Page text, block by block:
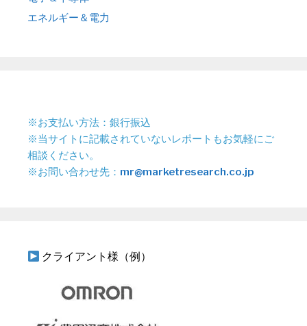
エネルギー＆電力
※お支払い方法：銀行振込
※当サイトに記載されていないレポートもお気軽にご
相談ください。
※お問い合わせ先： mr@marketresearch.co.jp
クライアント様（例）